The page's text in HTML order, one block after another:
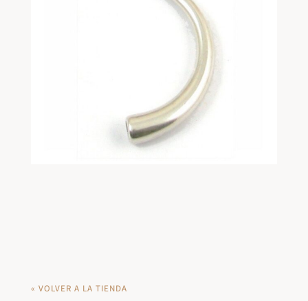
« VOLVER A LA TIENDA